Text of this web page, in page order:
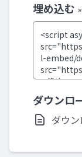
埋め込む
ダウンロ
ダウ